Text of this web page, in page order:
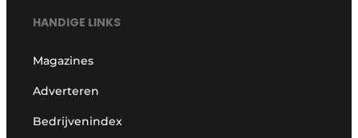
HANDIGE LINKS
Magazines
Adverteren
Bedrijvenindex